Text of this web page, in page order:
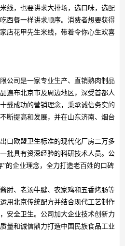
线，也要讲求大排场，选口味，选配
西餐一样讲求顺序。消费者想要获得
店花甲先生米线，带着令你心生欢喜
公司是一家专业生产、直销熟肉制品
遍布北京市及周边地区，深受首都人
载成功的营销理念，秉承诚信务实的
断提高和发展，并在山东济南、烟台
口欧盟卫生标准的现代化厂房二万多
批具有资深经验的科研技术人员。公
”的企业理念，全力打造老百姓的口碑
肘、老汤牛腱、农家鸡和五香烤肠等
用北京传统配方并结合现代工艺制作
安全卫生。公司加大企业技术创新力
量和诚信鼎力打造中国民族食品工业